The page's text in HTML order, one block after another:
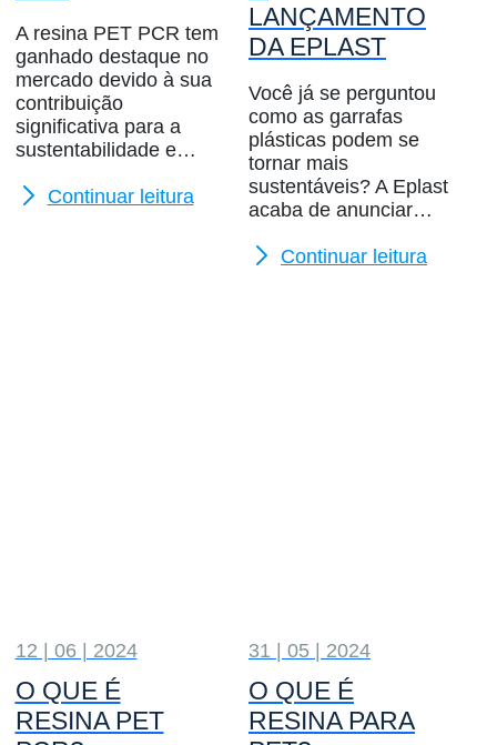
A resina PET PCR tem
ganhado destaque no
mercado devido à sua
contribuição
significativa para a
sustentabilidade e…
Continuar leitura
LANÇAMENTO
DA EPLAST
Você já se perguntou
como as garrafas
plásticas podem se
tornar mais
sustentáveis? A Eplast
acaba de anunciar…
Continuar leitura
12 | 06 | 2024
O QUE É
RESINA PET
31 | 05 | 2024
O QUE É
RESINA PARA